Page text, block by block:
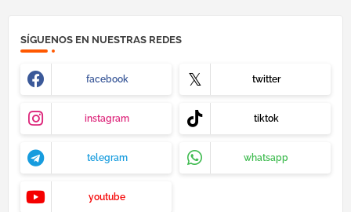
SÍGUENOS EN NUESTRAS REDES
facebook twitter
instagram tiktok
telegram whatsapp
youtube